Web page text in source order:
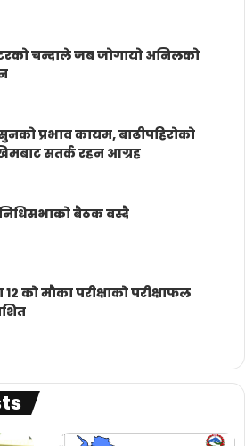
चन्दाले जब जोगायो अनिलको
प्रभाव कायम, बाढीपहिरोको
सतर्क रहन आग्रह
बैठक बस्दै
१२ को मौका परीक्षाको परीक्षाफल